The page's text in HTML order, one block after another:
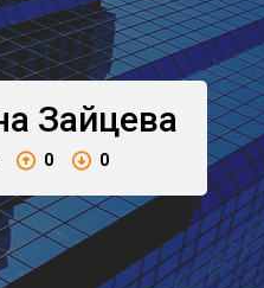
Зайцева
0 0